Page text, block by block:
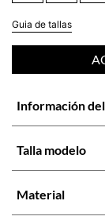
Guia de tallas
Información
Talla modelo
Material